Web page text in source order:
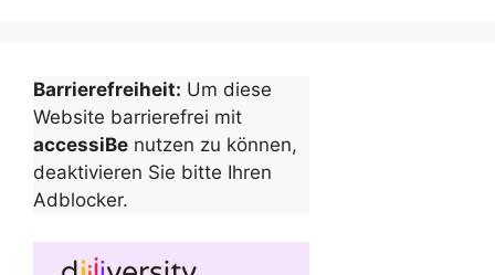
Barrierefreiheit: Um diese
Website barrierefrei mit
accessiBe nutzen zu können,
deaktivieren Sie bitte Ihren
Adblocker.